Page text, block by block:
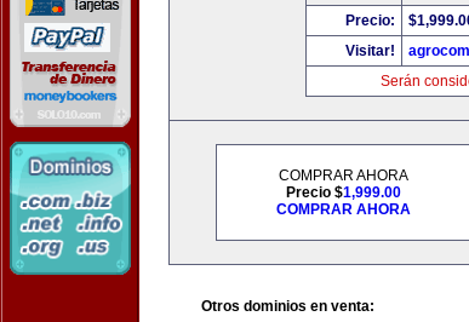
Precio:
Visitar!
Serán
COMPRAR AHORA
Precio $1,999.00
COMPRAR AHORA
Otros dominios en venta: